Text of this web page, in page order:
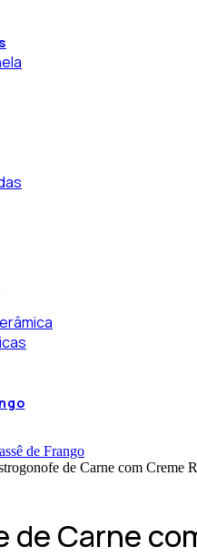
de Carne com Creme
de Carne